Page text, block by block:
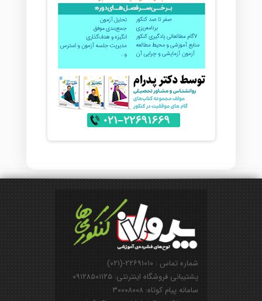
شماره تماس : ۲۲۶۹۱۰۱۰-(۰۲۱)
پشتیبانی فروشگاه اینترنتی: ۰۹۱۲۸۵۰۱۱۲۵
سامانه پیام کوتاه: ۳۰۰۰۸۰۰۸